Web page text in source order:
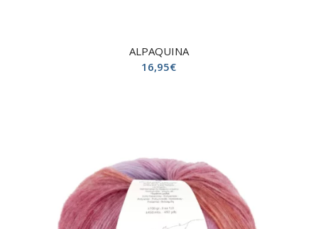
ALPAQUINA
16,95€